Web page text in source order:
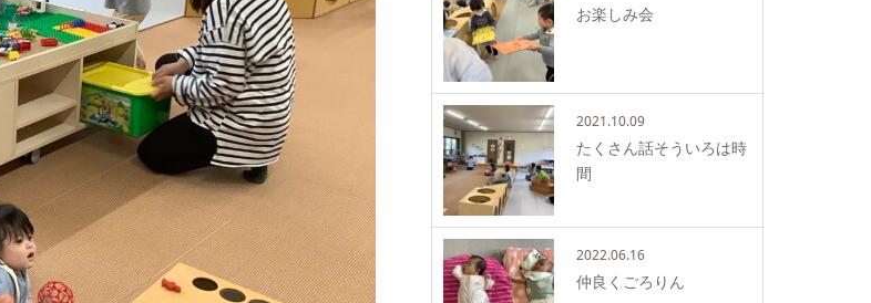
お楽しみ会
2021.10.09
たくさん話そういろは時
間
2022.06.16
仲良くごろりん